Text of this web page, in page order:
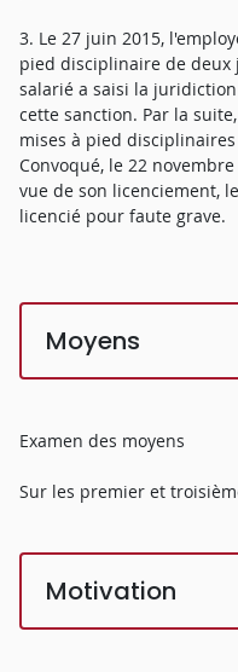
3. Le 27 juin 2015,
pied disciplinaire de deux
salarié a saisi la
cette sanction. Par la
mises à pied
Convoqué, le 22
vue de son licenciement,
licencié pour faute grave.
Moyens
Examen des moyens
Sur les premier et
Motivation